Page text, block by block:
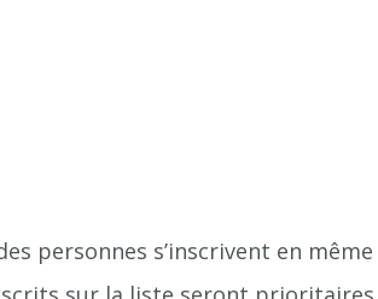
personnes s’inscrivent en